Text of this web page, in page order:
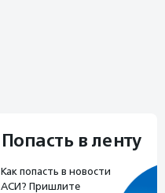
Попасть в ленту
Как попасть в новости
АСИ? Пришлите